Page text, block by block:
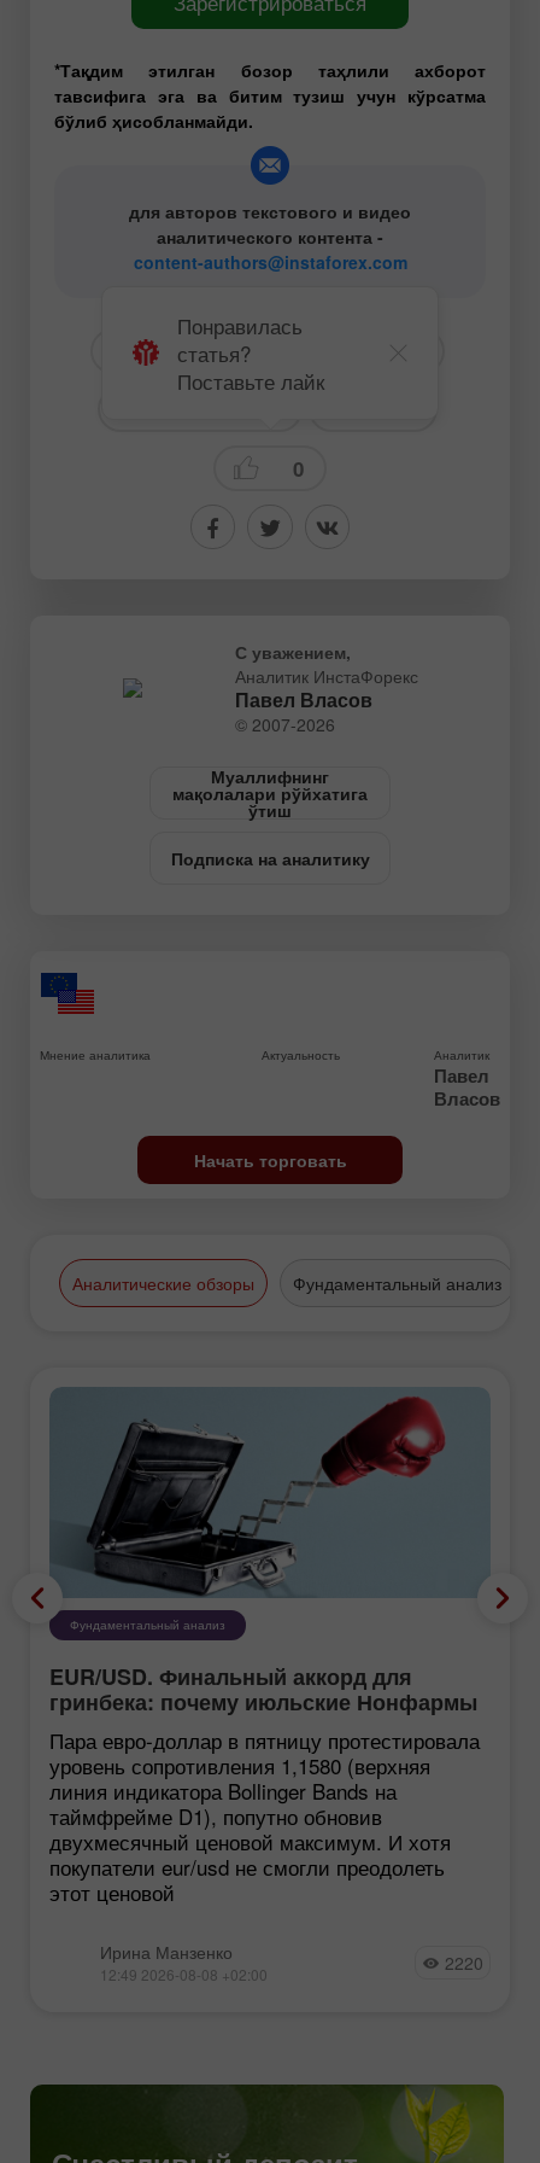
*Тақдим этилган бозор таҳлили ахборот
тавсифига эга ва битим тузиш учун кўрсатма
бўлиб ҳисобланмайди.
для авторов текстового и видео
аналитического контента -
content-authors@instaforex.com
# EUR # USD # EURUSD
0
Понравилась
статья?
Поставьте лайк
С уважением,
Аналитик ИнстаФорекс
Павел Власов
© 2007-2026
Муаллифнинг
мақолалари рўйхатига
ўтиш
Подписка на аналитику
Мнение аналитика Актуальность Аналитик
Павел
Власов
Начать торговать
Аналитические обзоры Фундаментальный анализ
Фундаментальный анализ
EUR/USD. Финальный аккорд для
гринбека: почему июльские Нонфармы
еще хуже, чем кажутся
Пара евро-доллар в пятницу протестировала
уровень сопротивления 1,1580 (верхняя
линия индикатора Bollinger Bands на
таймфрейме D1), попутно обновив
двухмесячный ценовой максимум. И хотя
покупатели eur/usd не смогли преодолеть
этот ценовой
Ирина Манзенко
12:49 2026-08-08 +02:00 2220